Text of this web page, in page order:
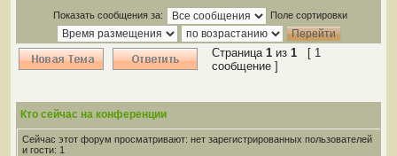
Показать сообщения за: Поле сортировки
Страница 1 из 1 [ 1
сообщение ]
Кто сейчас на конференции
Сейчас этот форум просматривают: нет зарегистрированных пользователей
и гости: 1